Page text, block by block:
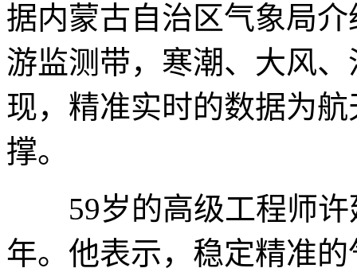
据内蒙古自治区气象局
游监测带，寒潮、大风
现，精准实时的数据为
撑。
59岁的高级工程师许
年。他表示，稳定精准